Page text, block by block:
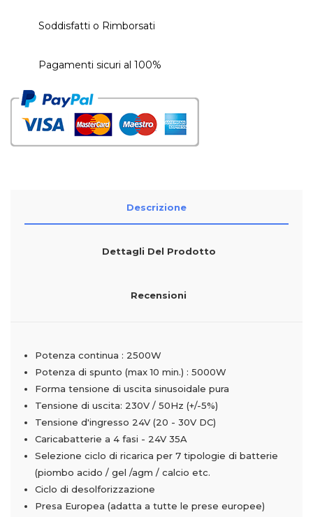
Soddisfatti o Rimborsati
Pagamenti sicuri al 100%
Descrizione
Dettagli Del Prodotto
Recensioni
Potenza continua : 2500W
Potenza di spunto (max 10 min.) : 5000W
Forma tensione di uscita sinusoidale pura
Tensione di uscita: 230V / 50Hz (+/-5%)
Tensione d'ingresso 24V (20 - 30V DC)
Caricabatterie a 4 fasi - 24V 35A
Selezione ciclo di ricarica per 7 tipologie di batterie
(piombo acido / gel /agm / calcio etc.
Ciclo di desolforizzazione
Presa Europea (adatta a tutte le prese europee)